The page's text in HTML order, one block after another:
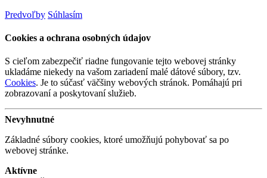
Predvoľby Súhlasím
Cookies a ochrana osobných údajov
S cieľom zabezpečiť riadne fungovanie tejto webovej stránky
ukladáme niekedy na vašom zariadení malé dátové súbory, tzv.
Cookies. Je to súčasť väčšiny webových stránok. Pomáhajú pri
zobrazovaní a poskytovaní služieb.
Nevyhnutné
Základné súbory cookies, ktoré umožňujú pohybovať sa po
webovej stránke.
Aktívne